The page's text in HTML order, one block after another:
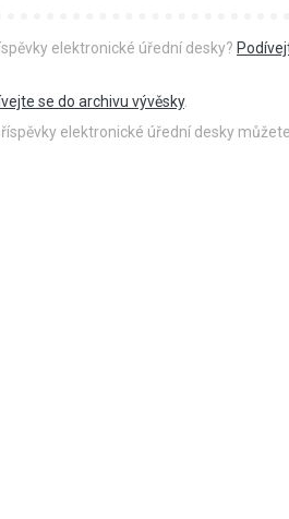
elektronické úřední desky?
se do archivu vývěsky.
elektronické úřední desky